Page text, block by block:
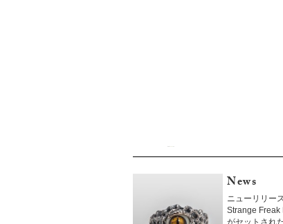
News
ニューリリー
Strange Freak
がセットされ